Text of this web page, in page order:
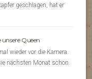
geschlagen, hat er
Queen
wieder vor die Kamera.
nächsten Monat schon.